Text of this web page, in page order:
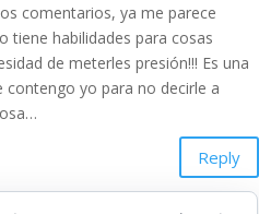
comentarios, ya me parece
tiene habilidades para cosas
de meterles presión!!! Es una
yo para no decirle a
Reply